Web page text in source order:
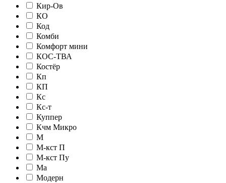
Кир-Ов
КО
Код
Комби
Комфорт мини
КОС-ТВА
Костёр
Кп
КП
Кс
Кс-т
Куппер
Кчм Микро
М
М-кст П
М-кст Пу
Ма
Модерн